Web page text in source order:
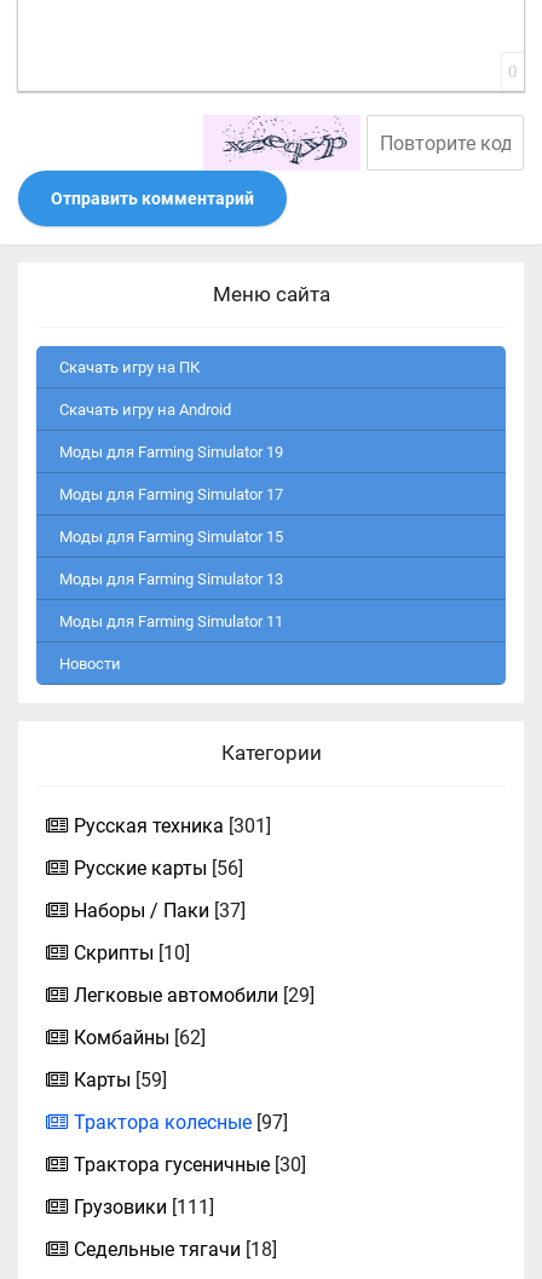
0
Отправить комментарий
Меню сайта
Скачать игру на ПК
Скачать игру на Android
Моды для Farming Simulator 19
Моды для Farming Simulator 17
Моды для Farming Simulator 15
Моды для Farming Simulator 13
Моды для Farming Simulator 11
Новости
Категории
Русская техника [301]
Русские карты [56]
Наборы / Паки [37]
Скрипты [10]
Легковые автомобили [29]
Комбайны [62]
Карты [59]
Трактора колесные [97]
Трактора гусеничные [30]
Грузовики [111]
Седельные тягачи [18]